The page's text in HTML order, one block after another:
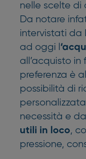
nelle scelte di
Da notare
intervistati da
ad oggi l
all’acquisto
preferenza è
possibilità di
necessità e
utili in loco,
pressione,